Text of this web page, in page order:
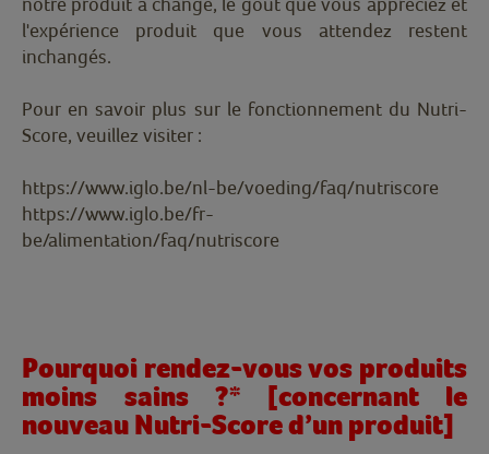
l'expérience produit que vous attendez restent
inchangés.
Pour en savoir plus sur le fonctionnement du Nutri-
Score, veuillez visiter :
https://www.iglo.be/nl-be/voeding/faq/nutriscore
https://www.iglo.be/fr-
be/alimentation/faq/nutriscore
Pourquoi rendez-vous vos produits
moins sains ?* [concernant le
nouveau Nutri-Score d’un produit]